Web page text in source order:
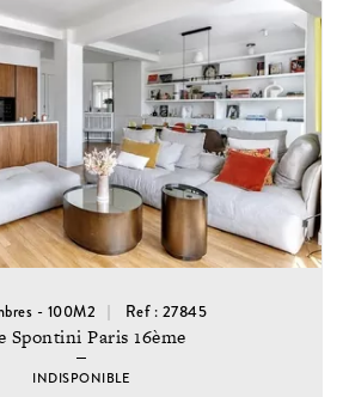
- 100M2 Ref : 27845
Spontini Paris 16ème
INDISPONIBLE